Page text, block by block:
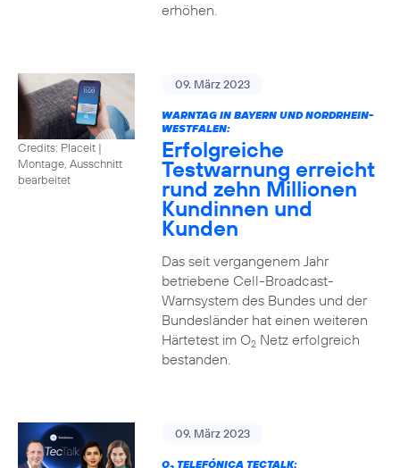
erhöhen.
Credits: Placeit |
Montage, Ausschnitt
bearbeitet
09. März 2023
WARNTAG IN BAYERN UND NORDRHEIN-
WESTFALEN:
Erfolgreiche
Testwarnung erreicht
rund zehn Millionen
Kundinnen und
Kunden
Das seit vergangenem Jahr
betriebene Cell-Broadcast-
Warnsystem des Bundes und der
Bundesländer hat einen weiteren
Härtetest im O2Netz erfolgreich
bestanden.
09. März 2023
O TELEFÓNICA TECTALK: